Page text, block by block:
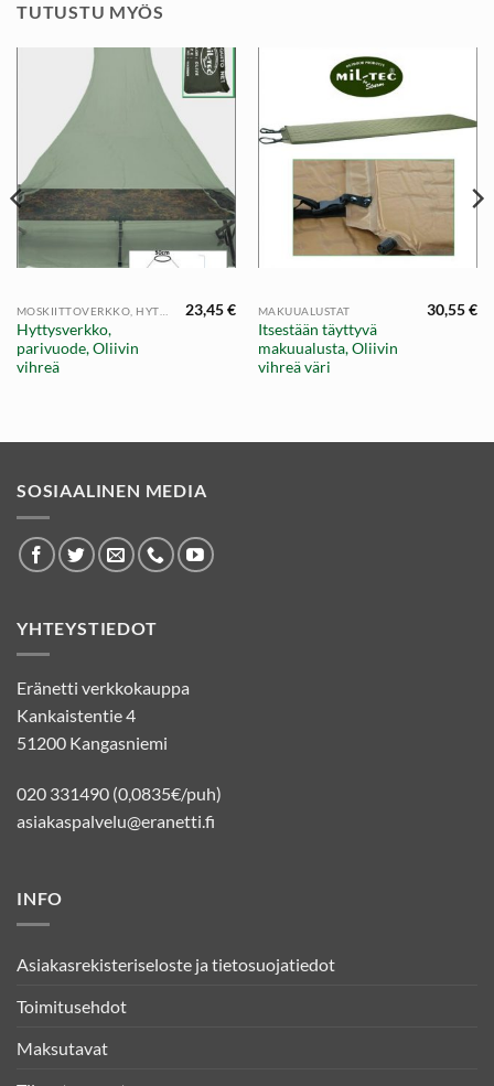
TUTUSTU MYÖS
Hyttysverkko,
parivuode, Oliivin
vihreä
23,45€ MAKUUALUSTAT
Itsestään täyttyvä
makuualusta, Oliivin
vihreä väri
30,55€
SOSIAALINEN MEDIA
YHTEYSTIEDOT
Eränetti verkkokauppa
Kankaistentie 4
51200 Kangasniemi
020 331490 (0,0835€/puh)
asiakaspalvelu@eranetti.fi
INFO
Asiakasrekisteriseloste ja tietosuojatiedot
Toimitusehdot
Maksutavat